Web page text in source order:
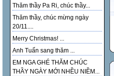
Thăm thầy Pa Ri, chúc thầy...
Thăm thầy, chúc mừng ngày
20/11....
Merry Christmas! ...
Anh Tuấn sang thăm ...
EM NGA GHÉ THĂM CHÚC
THẦY NGÀY MỚI NHỀU NIỀM...